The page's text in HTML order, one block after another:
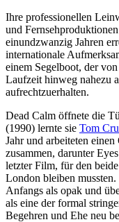
Ihre professionellen
und
einundzwanzig Jahren
internationale
einem Segelboot, der
Laufzeit hinweg nahezu
aufrechtzuerhalten.
Dead Calm öffnete die
(1990) lernte sie Tom
Jahr und arbeiteten
zusammen, darunter
letzter Film, für den
London bleiben
Anfangs als opak und
als eine der formal
Begehren und Ehe neu